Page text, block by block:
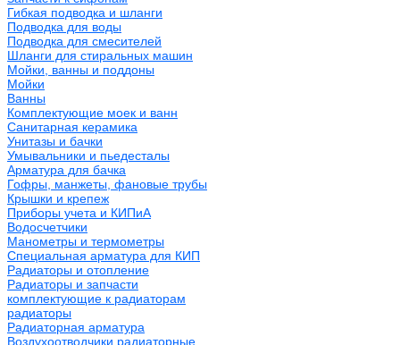
Гибкая подводка и шланги
Подводка для воды
Подводка для смесителей
Шланги для стиральных машин
Мойки, ванны и поддоны
Мойки
Ванны
Комплектующие моек и ванн
Санитарная керамика
Унитазы и бачки
Умывальники и пьедесталы
Арматура для бачка
Гофры, манжеты, фановые трубы
Крышки и крепеж
Приборы учета и КИПиА
Водосчетчики
Манометры и термометры
Специальная арматура для КИП
Радиаторы и отопление
Радиаторы и запчасти
комплектующие к радиаторам
радиаторы
Радиаторная арматура
Воздухоотводчики радиаторные